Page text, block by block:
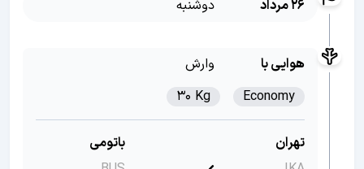
26 مرداد دوشنبه
هوایی با
وارش
Economy
30 Kg
تهران
باتومی